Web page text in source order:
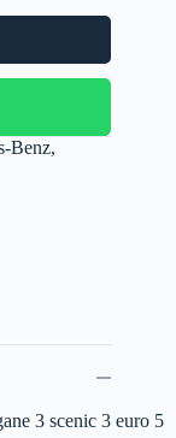
Benz,
3 scenic 3 euro 5